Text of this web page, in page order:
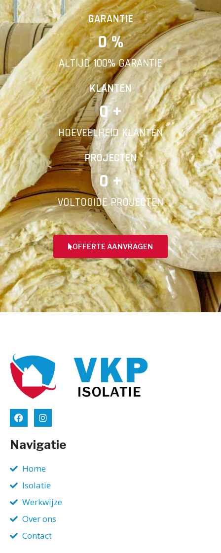
Vorige Volgende
E-mail
Telefoonnummer
Vorige
GARANTIE
0 %
ALTIJD 100% GARANTIE
KLANTEN
0 +
HOEVEELHEID KLANTEN
PROJECTEN
0 +
VOLTOOIDE PROJECTEN
OFFERTE AANVRAGEN
Navigatie
Home
Isolatie
Werkwijze
Over ons
Contact